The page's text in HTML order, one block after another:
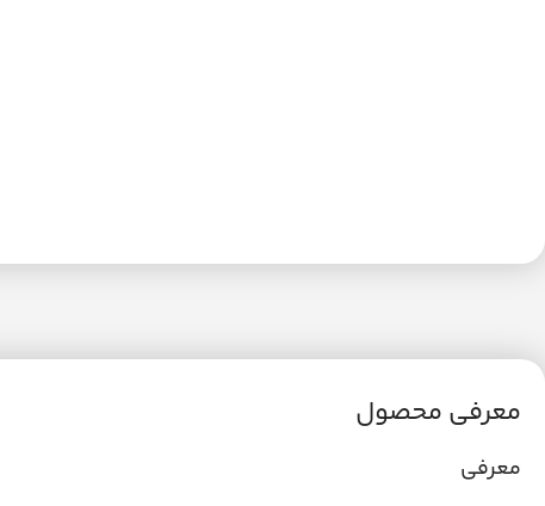
معرفی محصول
معرفی